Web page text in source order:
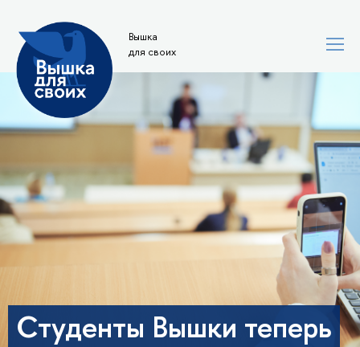
Вышка
для своих
Студенты Вышки теперь